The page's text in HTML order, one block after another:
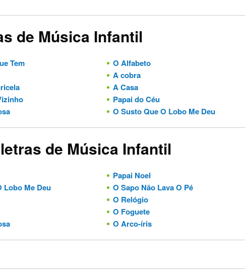
de Música Infantil
Tem
O Alfabeto
A cobra
A Casa
Papai do Céu
O Susto Que O Lobo Me Deu
de Música Infantil
Papai Noel
Lobo Me Deu
O Sapo Não Lava O Pé
O Relógio
O Foguete
O Arco-íris